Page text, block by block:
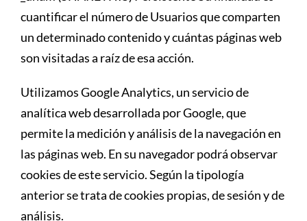
cuantificar el número de Usuarios que comparten
un determinado contenido y cuántas páginas web
son visitadas a raíz de esa acción.
Utilizamos Google Analytics, un servicio de
analítica web desarrollada por Google, que
permite la medición y análisis de la navegación en
las páginas web. En su navegador podrá observar
cookies de este servicio. Según la tipología
anterior se trata de cookies propias, de sesión y de
análisis.